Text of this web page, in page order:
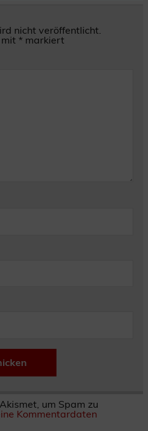
nicht veröffentlicht.
* markiert
um Spam zu
Kommentardaten